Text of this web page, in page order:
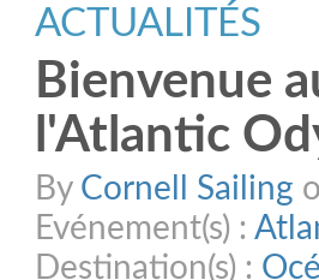
ACTUALITÉS
Bienvenue
l'Atlantic
By Cornell Sailing
Evénement(s) :
Destination(s) :